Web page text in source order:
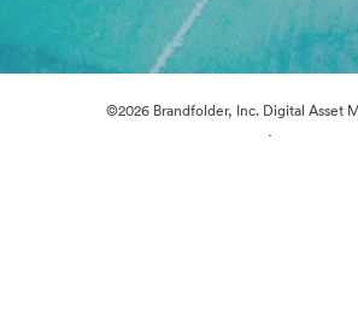
©2026 Brandfolder, Inc. Digital Asset
·